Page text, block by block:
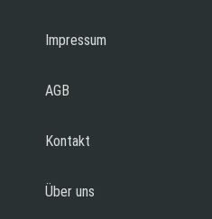
Impressum
AGB
Kontakt
Über uns